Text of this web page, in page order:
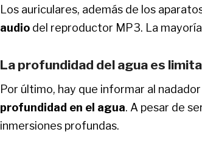
Los auriculares, además de los
audio del reproductor MP3. La
La profundidad del agua es
Por último, hay que informar al
profundidad en el agua. A pesar de
inmersiones profundas.